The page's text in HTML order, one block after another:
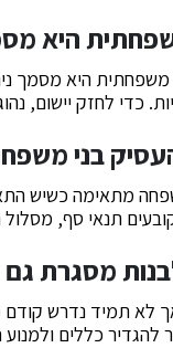
היא
היא מסמך
כדי לחזק יישום,
בני
מתאימה כשיש
תנאי סף,
מסגרת
לא תמיד נדרש קודם
להגדיר כללים